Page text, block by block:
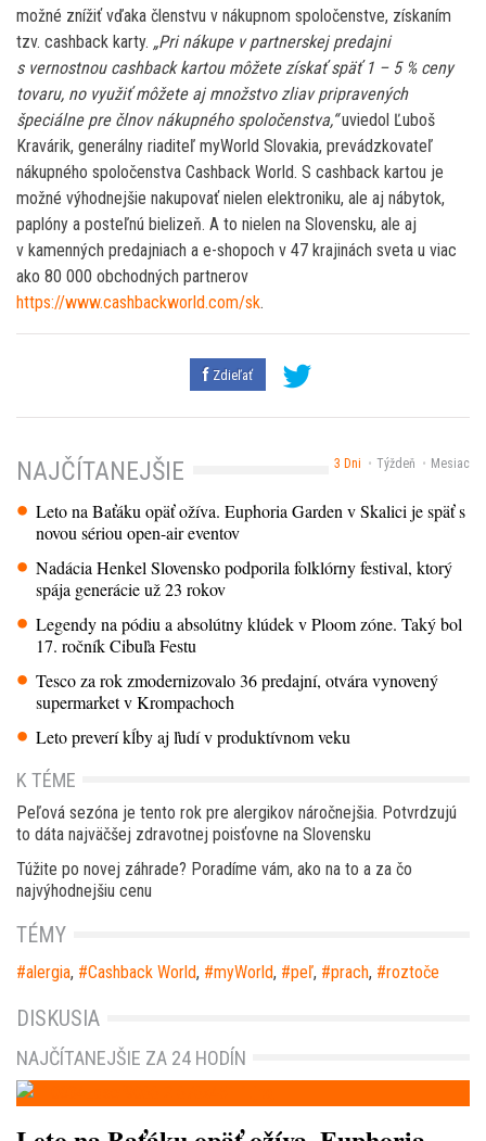
možné znížiť vďaka členstvu v nákupnom spoločenstve, získaním
tzv. cashback karty. „Pri nákupe v partnerskej predajni
s vernostnou cashback kartou môžete získať späť 1 – 5 % ceny
tovaru, no využiť môžete aj množstvo zliav pripravených
špeciálne pre člnov nákupného spoločenstva,“uviedol Ľuboš
Kravárik, generálny riaditeľ myWorld Slovakia, prevádzkovateľ
nákupného spoločenstva Cashback World. S cashback kartou je
možné výhodnejšie nakupovať nielen elektroniku, ale aj nábytok,
paplóny a posteľnú bielizeň. A to nielen na Slovensku, ale aj
v kamenných predajniach a e-shopoch v 47 krajinách sveta u viac
ako 80 000 obchodných partnerov
https://www.cashbackworld.com/sk.
Zdieľať
3 Dni Týždeň Mesiac
NAJČÍTANEJŠIE
Leto na Baťáku opäť ožíva. Euphoria Garden v Skalici je späť s
novou sériou open-air eventov
Nadácia Henkel Slovensko podporila folklórny festival, ktorý
spája generácie už 23 rokov
Legendy na pódiu a absolútny klúdek v Ploom zóne. Taký bol
17. ročník Cibuľa Festu
Tesco za rok zmodernizovalo 36 predajní, otvára vynovený
supermarket v Krompachoch
Leto preverí kĺby aj ľudí v produktívnom veku
K TÉME
Peľová sezóna je tento rok pre alergikov náročnejšia. Potvrdzujú
to dáta najväčšej zdravotnej poisťovne na Slovensku
Túžite po novej záhrade? Poradíme vám, ako na to a za čo
najvýhodnejšiu cenu
TÉMY
alergia, Cashback World, myWorld, peľ, prach, roztoče
DISKUSIA
NAJČÍTANEJŠIE ZA 24 HODÍN